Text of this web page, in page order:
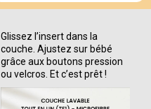
Glissez l’insert dans la
couche. Ajustez sur bébé
grâce aux boutons pression
ou velcros. Et c’est prêt !